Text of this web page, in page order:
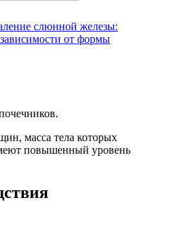
слюнной железы:
от формы
масса тела которых
повышенный уровень